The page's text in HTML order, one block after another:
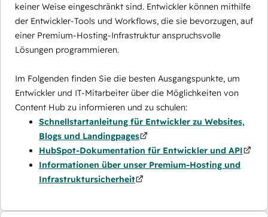
keiner Weise eingeschränkt sind. Entwickler können mithilfe
der Entwickler-Tools und Workflows, die sie bevorzugen, auf
einer Premium-Hosting-Infrastruktur anspruchsvolle
Lösungen programmieren.
Im Folgenden finden Sie die besten Ausgangspunkte, um
Entwickler und IT-Mitarbeiter über die Möglichkeiten von
Content Hub zu informieren und zu schulen:
Schnellstartanleitung für Entwickler zu Websites,
Blogs und Landingpages
HubSpot-Dokumentation für Entwickler und API
Informationen über unser Premium-Hosting und
Infrastruktursicherheit